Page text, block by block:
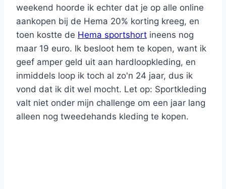
weekend hoorde ik echter dat je op alle online
aankopen bij de Hema 20% korting kreeg, en
toen kostte de Hema sportshort ineens nog
maar 19 euro. Ik besloot hem te kopen, want ik
geef amper geld uit aan hardloopkleding, en
inmiddels loop ik toch al zo'n 24 jaar, dus ik
vond dat ik dit wel mocht. Let op: Sportkleding
valt niet onder mijn challenge om een jaar lang
alleen nog tweedehands kleding te kopen.